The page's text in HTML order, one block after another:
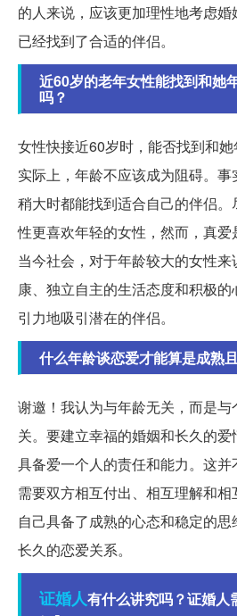
的人来说，应该更加理性地考虑
已经找到了合适的伴侣。
近60岁的老年女性能找到和她
吗？
女性快接近60岁时，能否找到和
实际上，年龄不应该成为阻碍。
稍大时都能找到适合自己的伴侣
性更喜欢年轻的女性，然而，真
当今社会，对于年龄较大的女性
康、独立自主的生活态度和积极
引力地吸引潜在的伴侣。
什么年龄谈恋爱才能算是成熟
谢邀！我认为与年龄无关，而是
关。要建立幸福的婚姻和长久的
具备爱一个人的责任和能力。这
需要双方相互付出、相互理解和
自己具备了成熟的心态和稳定的
长久的恋爱关系。
证婚人有什么讲究吗？证婚人